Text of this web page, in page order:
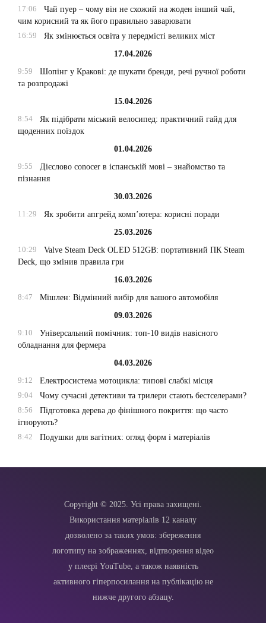
17:06
Чай пуер – чому він не схожий на жоден інший чай,
чим корисний та як його правильно заварювати
16:59
Як змінюється освіта у передмісті великих міст
17.04.2026
9:59
Шопінг у Кракові: де шукати бренди, речі ручної роботи
та розпродажі
15.04.2026
8:54
Як підібрати міський велосипед: практичний гайд для
щоденних поїздок
01.04.2026
9:55
Дієслово conocer в іспанській мові – знайомство та
пізнання
30.03.2026
11:29
Як зробити апгрейд комп’ютера: корисні поради
25.03.2026
10:29
Valve Steam Deck OLED 512GB: портативний ПК Steam
Deck, що змінив правила гри
16.03.2026
8:47
Мішлен: Відмінний вибір для вашого автомобіля
09.03.2026
9:10
Універсальний помічник: топ-10 видів навісного
обладнання для фермера
04.03.2026
9:12
Електросистема мотоцикла: типові слабкі місця
9:04
Чому сучасні детективи та трилери стають бестселерами?
8:56
Підготовка дерева до фінішного покриття: що часто
ігнорують?
8:42
Подушки для вагітних: огляд форм і матеріалів
Copyright © 2025. Усі права захищені.
Використання матеріалів 12 каналу
дозволено за таких умов: збереження
логотипу на зображеннях, відтворення відео
у плеєрі YouTube, а також наявність
активного гіперпосилання на публікацію не
нижче другого абзацу.